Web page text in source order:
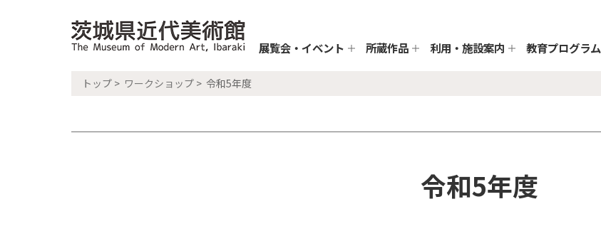
展覧会・イベント 所蔵作品 利用・施設案内 教育プログラム
トップ > ワークショップ > 令和5年度
令和5年度